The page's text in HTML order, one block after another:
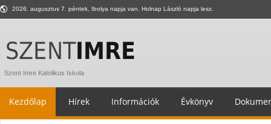
2026. augusztus 7. péntek, Ibolya napja van. Holnap László napja lesz.
Szent Imre Katolikus Iskola
Kezdőlap Hírek Információk Évkönyv